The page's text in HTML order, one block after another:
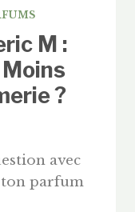
M :
Moins
?
avec
ton parfum